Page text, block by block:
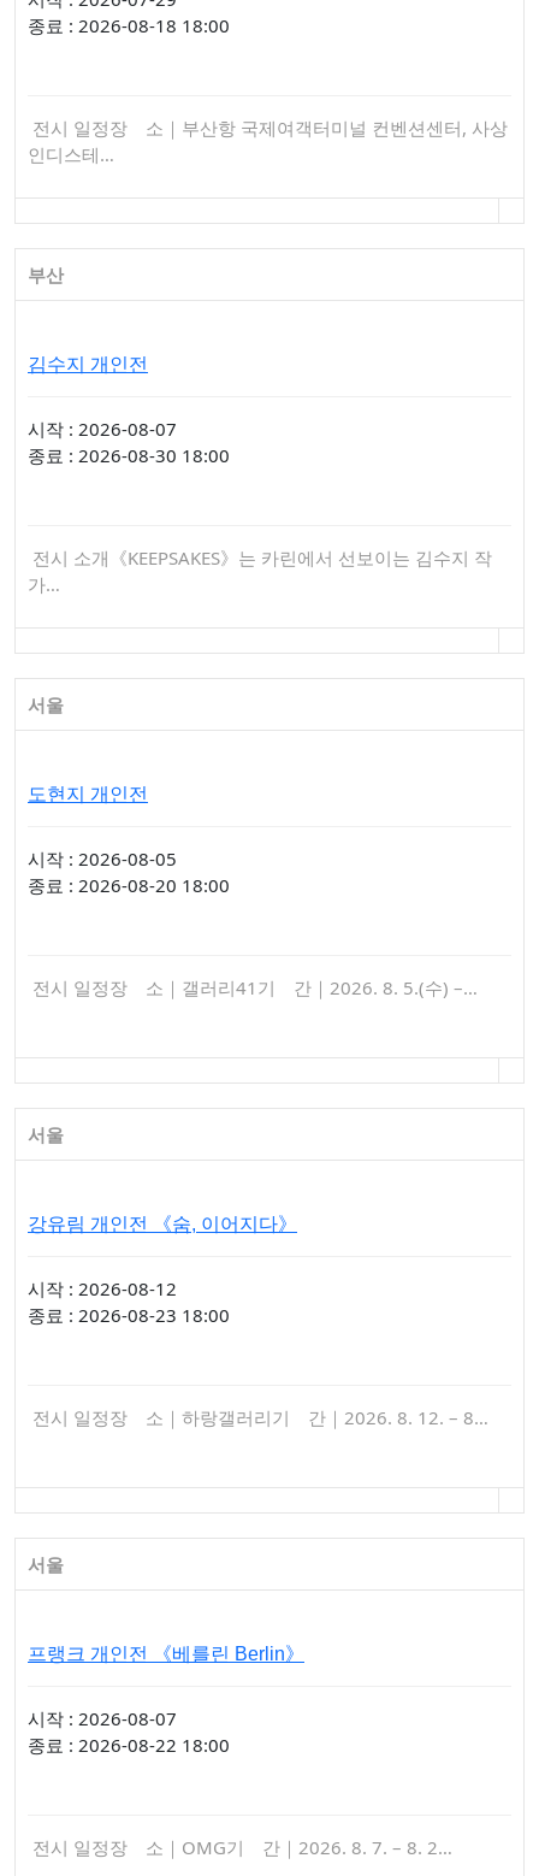
종료 : 2026-08-18 18:00
전시 일정장 소｜부산항 국제여객터미널 컨벤션센터, 사상
인디스테…
부산
김수지 개인전
시작 : 2026-08-07
종료 : 2026-08-30 18:00
전시 소개《KEEPSAKES》는 카린에서 선보이는 김수지 작
가…
서울
도현지 개인전
시작 : 2026-08-05
종료 : 2026-08-20 18:00
전시 일정장 소｜갤러리41기 간｜2026. 8. 5.(수) –…
서울
강유림 개인전 《숨, 이어지다》
시작 : 2026-08-12
종료 : 2026-08-23 18:00
전시 일정장 소｜하랑갤러리기 간｜2026. 8. 12. – 8…
서울
프랭크 개인전 《베를린 Berlin》
시작 : 2026-08-07
종료 : 2026-08-22 18:00
전시 일정장 소｜OMG기 간｜2026. 8. 7. – 8. 2…